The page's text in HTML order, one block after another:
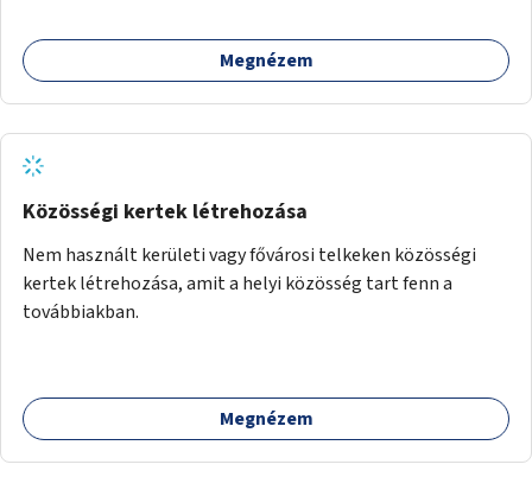
Megnézem
Közösségi kertek létrehozása
Nem használt kerületi vagy fővárosi telkeken közösségi
kertek létrehozása, amit a helyi közösség tart fenn a
továbbiakban.
Megnézem